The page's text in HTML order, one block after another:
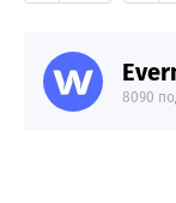
8090